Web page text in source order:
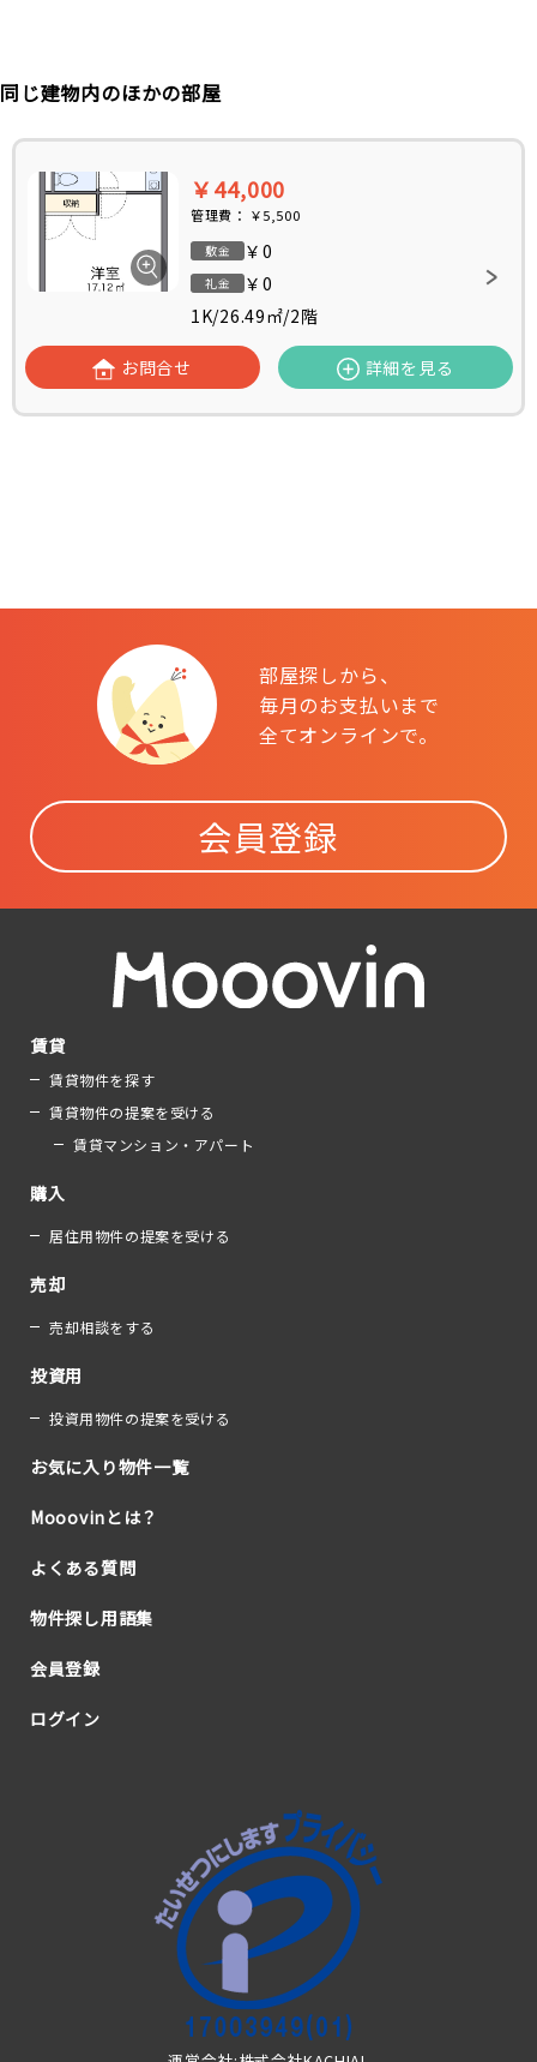
同じ建物内のほかの部屋
￥44,000
管理費： ￥5,500
敷金 ￥0
礼金
￥0
1K/26.49㎡/2階
お問合せ 詳細を見る
部屋探しから、
毎月のお支払いまで
全てオンラインで。
会員登録
賃貸
賃貸物件を探す
賃貸物件の提案を受ける
賃貸マンション・アパート
購入
居住用物件の提案を受ける
売却
売却相談をする
投資用
投資用物件の提案を受ける
お気に入り物件一覧
Mooovinとは？
よくある質問
物件探し用語集
会員登録
ログイン